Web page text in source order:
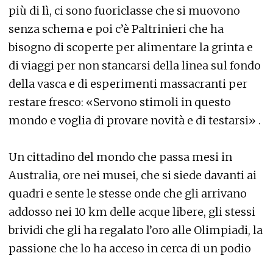
più di lì, ci sono fuoriclasse che si muovono
senza schema e poi c’è Paltrinieri che ha
bisogno di scoperte per alimentare la grinta e
di viaggi per non stancarsi della linea sul fondo
della vasca e di esperimenti massacranti per
restare fresco: «Servono stimoli in questo
mondo e voglia di provare novità e di testarsi» .
Un cittadino del mondo che passa mesi in
Australia, ore nei musei, che si siede davanti ai
quadri e sente le stesse onde che gli arrivano
addosso nei 10 km delle acque libere, gli stessi
brividi che gli ha regalato l’oro alle Olimpiadi, la
passione che lo ha acceso in cerca di un podio